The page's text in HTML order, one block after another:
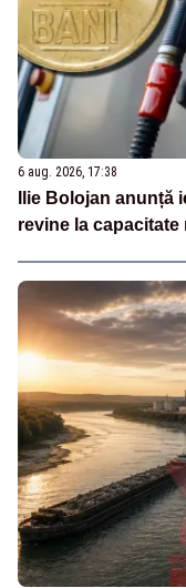
6 aug. 2026, 17:38
Ilie Bolojan
revine la capacitate